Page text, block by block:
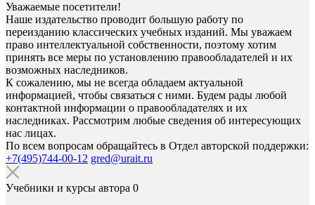
Уважаемые посетители!
Наше издательство проводит большую работу по
переизданию классических учебных изданий. Мы уважаем
право интеллектуальной собственности, поэтому хотим
принять все меры по установлению правообладателей и их
возможных наследников.
К сожалению, мы не всегда обладаем актуальной
информацией, чтобы связаться с ними. Будем рады любой
контактной информации о правообладателях и их
наследниках. Рассмотрим любые сведения об интересующих
нас лицах.
По всем вопросам обращайтесь в Отдел авторской поддержки:
+7(495)744-00-12 gred@urait.ru
Учебники и курсы автора 0